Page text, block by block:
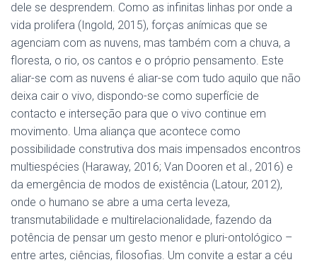
dele se desprendem. Como as infinitas linhas por onde a
vida prolifera (Ingold, 2015), forças anímicas que se
agenciam com as nuvens, mas também com a chuva, a
floresta, o rio, os cantos e o próprio pensamento. Este
aliar-se com as nuvens é aliar-se com tudo aquilo que não
deixa cair o vivo, dispondo-se como superfície de
contacto e interseção para que o vivo continue em
movimento. Uma aliança que acontece como
possibilidade construtiva dos mais impensados encontros
multiespécies (Haraway, 2016; Van Dooren et al., 2016) e
da emergência de modos de existência (Latour, 2012),
onde o humano se abre a uma certa leveza,
transmutabilidade e multirelacionalidade, fazendo da
potência de pensar um gesto menor e pluri-ontológico –
entre artes, ciências, filosofias. Um convite a estar a céu